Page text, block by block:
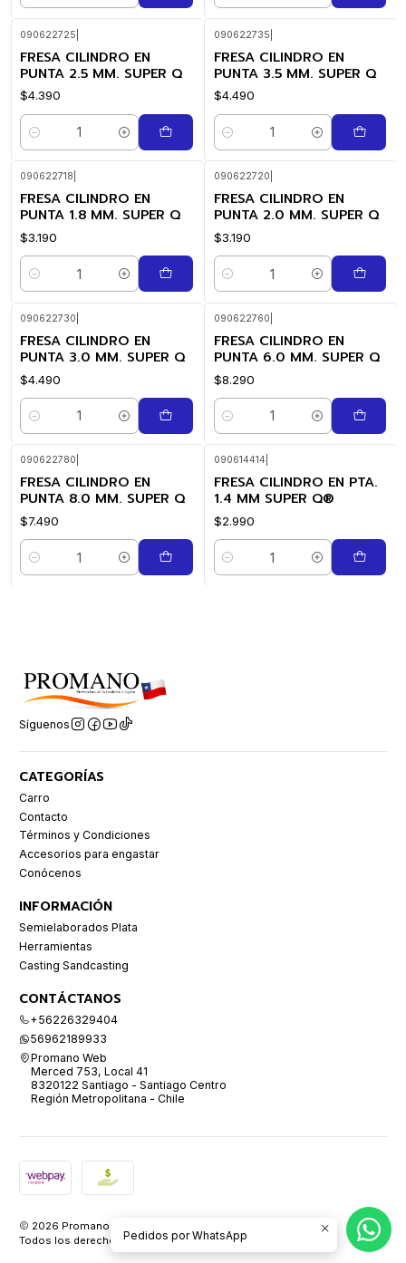
090622725
FRESA CILINDRO EN
PUNTA 2.5 MM. SUPER Q
$4.390
Cantidad
090622735
FRESA CILINDRO EN
PUNTA 3.5 MM. SUPER Q
$4.490
Cantidad
090622718
FRESA CILINDRO EN
PUNTA 1.8 MM. SUPER Q
$3.190
Cantidad
090622720
FRESA CILINDRO EN
PUNTA 2.0 MM. SUPER Q
$3.190
Cantidad
090622730
FRESA CILINDRO EN
PUNTA 3.0 MM. SUPER Q
$4.490
Cantidad
090622760
FRESA CILINDRO EN
PUNTA 6.0 MM. SUPER Q
$8.290
Cantidad
090622780
FRESA CILINDRO EN
PUNTA 8.0 MM. SUPER Q
$7.490
Cantidad
090614414
FRESA CILINDRO EN PTA.
1.4 MM SUPER Q®
$2.990
Cantidad
Síguenos
CATEGORÍAS
Carro
Contacto
Términos y Condiciones
Accesorios para engastar
Conócenos
INFORMACIÓN
Semielaborados Plata
Herramientas
Casting Sandcasting
CONTÁCTANOS
+56226329404
56962189933
Promano Web
Merced 753, Local 41
8320122 Santiago - Santiago Centro
Región Metropolitana - Chile
2026 Promano.
Todos los derechos reservados. Desarrollado por Jumpseller
Pedidos por WhatsApp